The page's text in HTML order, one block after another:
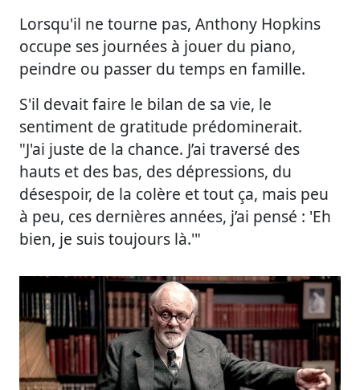
Lorsqu'il ne tourne pas, Anthony Hopkins
occupe ses journées à jouer du piano,
peindre ou passer du temps en famille.
S'il devait faire le bilan de sa vie, le
sentiment de gratitude prédominerait.
"J'ai juste de la chance. J’ai traversé des
hauts et des bas, des dépressions, du
désespoir, de la colère et tout ça, mais peu
à peu, ces dernières années, j’ai pensé : 'Eh
bien, je suis toujours là.'"